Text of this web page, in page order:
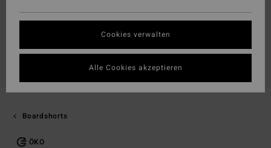
Boardshorts
ÖKO
Cookies verwalten
Alle Cookies akzeptieren